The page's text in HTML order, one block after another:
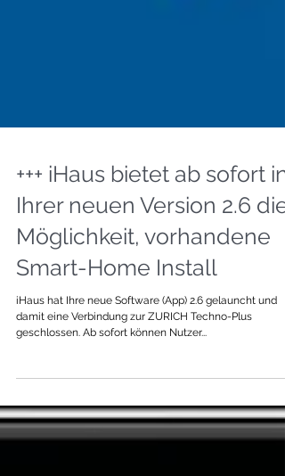
+++ iHaus bietet ab sofort in
Ihrer neuen Version 2.6 die
Möglichkeit, vorhandene
Smart-Home Install
geschlossen. Ab sofort können Nutzer...